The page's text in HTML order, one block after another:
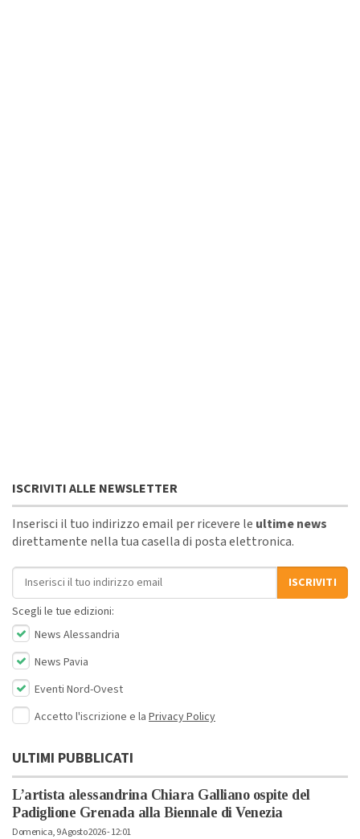
ISCRIVITI ALLE NEWSLETTER
Inserisci il tuo indirizzo email per ricevere le ultime news
direttamente nella tua casella di posta elettronica.
Indirizzo email
ISCRIVITI
Scegli le tue edizioni:
News Alessandria
News Pavia
Eventi Nord-Ovest
Accetto l'iscrizione e la Privacy Policy
ULTIMI PUBBLICATI
L’artista alessandrina Chiara Galliano ospite del
Padiglione Grenada alla Biennale di Venezia
Domenica, 9 Agosto 2026 - 12:01